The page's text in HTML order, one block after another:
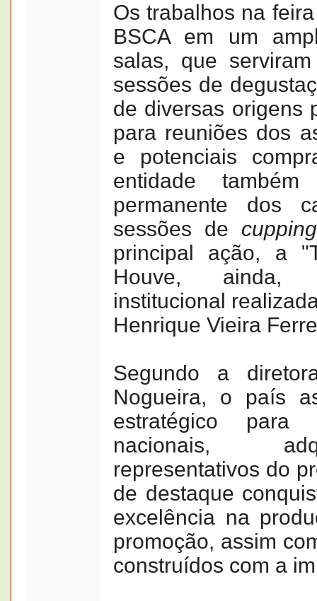
Os trabalhos na
BSCA em um
salas, que
sessões de
de diversas origens
para reuniões dos
e potenciais
entidade também
permanente dos
sessões de cupping
principal ação, a
Houve, ainda,
institucional
Henrique Vieira
Segundo a
Nogueira, o país
estratégico
nacionais,
representativos do
de destaque
excelência na
promoção, assim
construídos com a